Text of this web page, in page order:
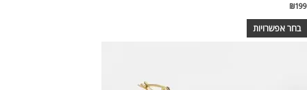
₪199
בחר אפשרויות